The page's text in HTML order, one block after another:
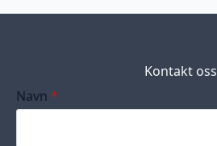
Kontakt oss
Navn *